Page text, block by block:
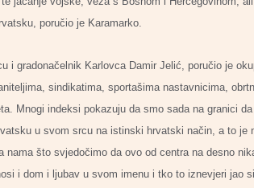
poručio je Karamarko.
i gradonačelnik Karlovca Damir Jelić, poručio je
sindikatima, sportašima nastavnicima,
Mnogi indeksi pokazuju da smo sada na granici
u svom srcu na istinski hrvatski način, a to
nama što svjedočimo da ovo od centra na desno
i dom i ljubav u svom imenu i tko to iznevjeri jao